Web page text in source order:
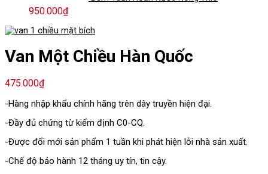
950.000₫
Van Một Chiều Hàn Quốc
475.000₫
-Hàng nhập khẩu chính hãng trên dây truyền hiện đại.
-Đầy đủ chứng từ kiểm định C0-CQ.
-Được đổi mới sản phẩm 1 tuần khi phát hiện lỗi nhà sản xuất.
-Chế độ bảo hành 12 tháng uy tín, tin cậy.